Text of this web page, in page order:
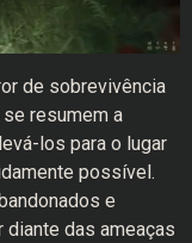
de sobrevivência
resumem a
los para o lugar
possível.
e
diante das ameaças